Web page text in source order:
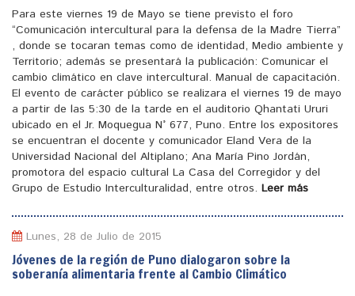
"Maestría en Religiones y culturas Andinas"
Para este viernes 19 de Mayo se tiene previsto el foro
“Comunicación intercultural para la defensa de la Madre Tierra”
, donde se tocaran temas como de identidad, Medio ambiente y
Territorio; además se presentará la publicación: Comunicar el
cambio climático en clave intercultural. Manual de capacitación.
El evento de carácter público se realizara el viernes 19 de mayo
a partir de las 5:30 de la tarde en el auditorio Qhantati Ururi
ubicado en el Jr. Moquegua N° 677, Puno. Entre los expositores
se encuentran el docente y comunicador Eland Vera de la
Universidad Nacional del Altiplano; Ana María Pino Jordán,
promotora del espacio cultural La Casa del Corregidor y del
Grupo de Estudio Interculturalidad, entre otros. Leer más
Lunes, 28 de Julio de 2015
Jóvenes de la región de Puno dialogaron sobre la
soberanía alimentaria frente al Cambio Climático